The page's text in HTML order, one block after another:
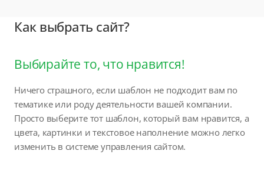
Как выбрать сайт?
Выбирайте то, что нравится!
Ничего страшного, если шаблон не подходит вам по
тематике или роду деятельности вашей компании.
Просто выберите тот шаблон, который вам нравится, а
цвета, картинки и текстовое наполнение можно легко
изменить в системе управления сайтом.